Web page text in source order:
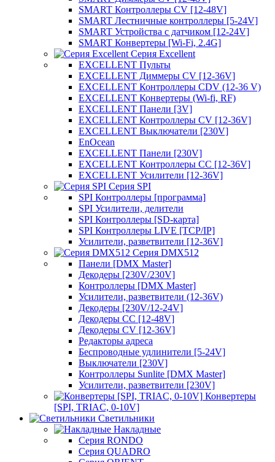
SMART Контроллеры CV [12-48V]
SMART Лестничные контроллеры [5-24V]
SMART Устройства с датчиком [12-24V]
SMART Конвертеры [Wi-Fi, 2.4G]
Серия Excellent
EXCELLENT Пульты
EXCELLENT Диммеры CV [12-36V]
EXCELLENT Контроллеры CDV (12-36 V)
EXCELLENT Конвертеры (Wi-fi, RF)
EXCELLENT Панели [3V]
EXCELLENT Контроллеры CV [12-36V]
EXCELLENT Выключатели [230V]
EnOcean
EXCELLENT Панели [230V]
EXCELLENT Контроллеры CC [12-36V]
EXCELLENT Усилители [12-36V]
Серия SPI
SPI Контроллеры [программа]
SPI Усилители, делители
SPI Контроллеры [SD-карта]
SPI Контроллеры LIVE [TCP/IP]
Усилители, разветвители [12-36V]
Серия DMX512
Панели [DMX Master]
Декодеры [230V/230V]
Контроллеры [DMX Master]
Усилители, разветвители (12-36V)
Декодеры [230V/12-24V]
Декодеры CC [12-48V]
Декодеры CV [12-36V]
Редакторы адреса
Беспроводные удлинители [5-24V]
Выключатели [230V]
Контроллеры Sunlite [DMX Master]
Усилители, разветвители [230V]
Конвертеры
[SPI, TRIAC, 0-10V]
Светильники
Накладные
Серия RONDO
Серия QUADRO